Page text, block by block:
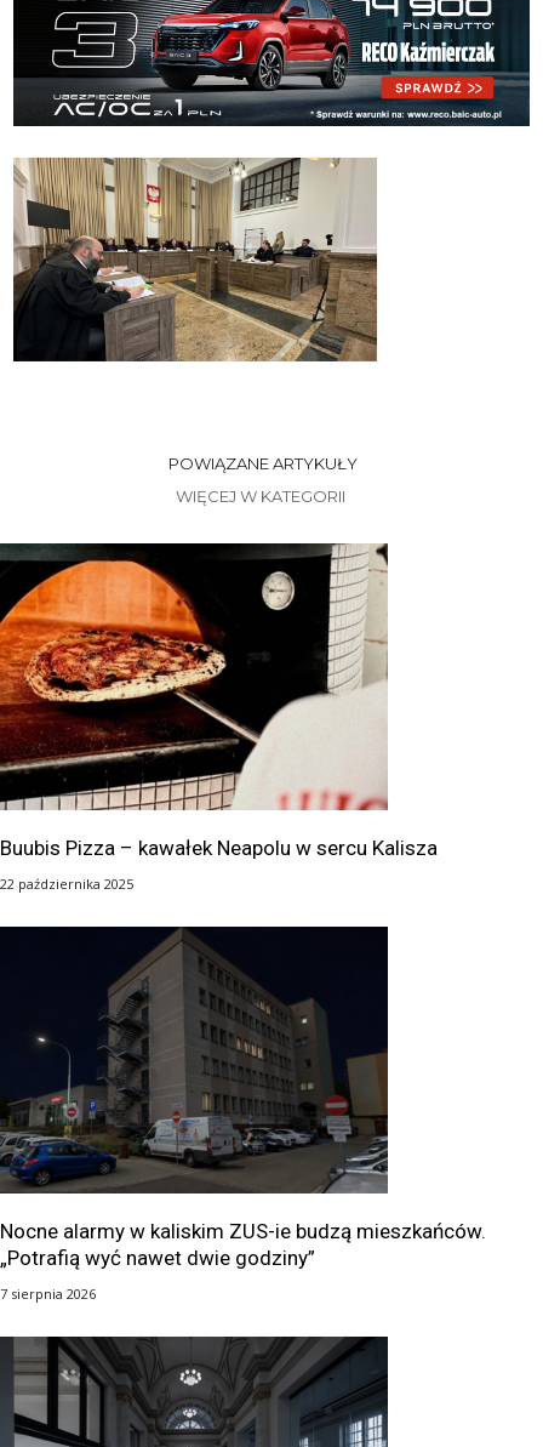
POWIĄZANE ARTYKUŁY
WIĘCEJ W KATEGORII
Buubis Pizza – kawałek Neapolu w sercu Kalisza
22 października 2025
Nocne alarmy w kaliskim ZUS-ie budzą mieszkańców.
„Potrafią wyć nawet dwie godziny”
7 sierpnia 2026